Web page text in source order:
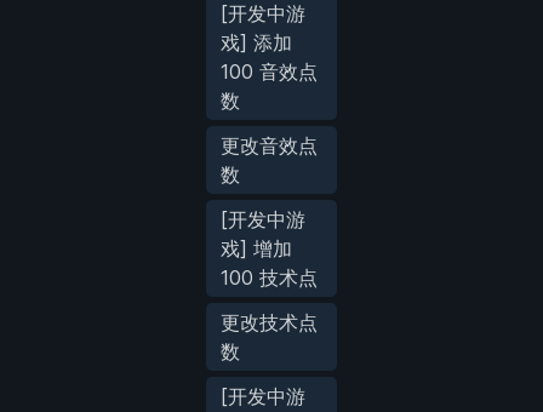
[开发中游
戏] 添加
100 音效点
数
更改音效点
数
[开发中游
戏] 增加
100 技术点
更改技术点
数
[开发中游